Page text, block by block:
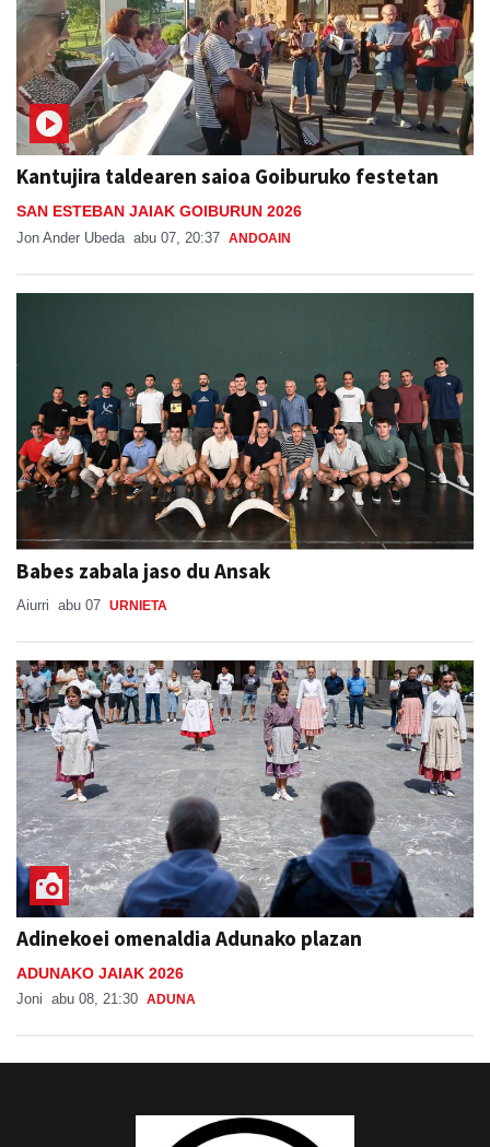
Kantujira taldearen saioa Goiburuko festetan
SAN ESTEBAN JAIAK GOIBURUN 2026
Jon Ander Ubeda abu 07, 20:37 ANDOAIN
Babes zabala jaso du Ansak
Aiurri abu 07 URNIETA
Adinekoei omenaldia Adunako plazan
ADUNAKO JAIAK 2026
Joni abu 08, 21:30 ADUNA